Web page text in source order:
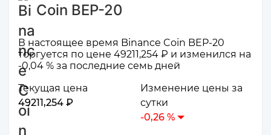
Coin BEP-20
В настоящее время Binance Coin BEP-20
торгуется по цене 49211,254 ₽ и изменился на
-0,04 % за последние семь дней
Текущая цена
49211,254 ₽
Изменение цены за
сутки
-0,26 %